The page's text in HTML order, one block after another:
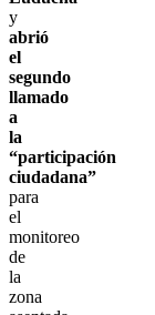
y
abrió
el
segundo
llamado
a
la
“participación
ciudadana”
para
el
monitoreo
de
la
zona